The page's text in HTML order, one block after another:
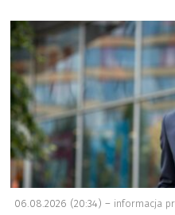
a
06.08.2026 (20:34) – informacja